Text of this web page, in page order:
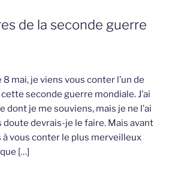
de la seconde guerre
8 mai, je viens vous conter l’un de
seconde guerre mondiale. J’ai
je me souviens, mais je ne l’ai
doute devrais-je le faire. Mais avant
à vous conter le plus merveilleux
[…]